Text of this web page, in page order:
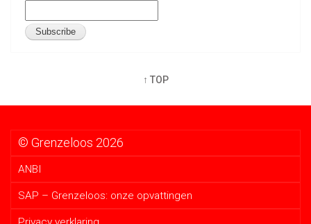
↑ TOP
© Grenzeloos 2026
ANBI
SAP – Grenzeloos: onze opvattingen